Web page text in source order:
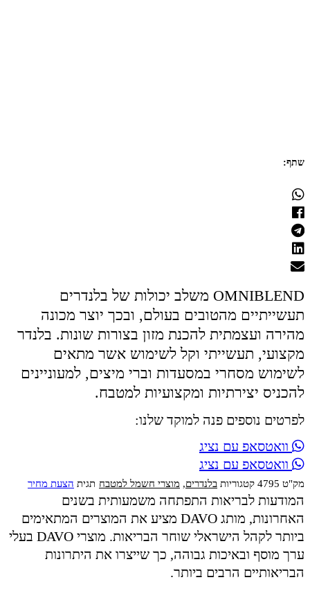
שתף:
OMNIBLEND משלב יכולות של בלנדרים
תעשייתיים מהטובים בעולם, ובכך יוצר מכונה
מהירה ועצמתית להכנת מזון בצורות שונות. בלנדר
מקצועי, תעשייתי וקל לשימוש אשר מתאים
לשימוש מסחרי במסעדות וברי מיצים, למעוניינים
להכניס יצירתיות ומקצועיות למטבח.
לפרטים נוספים פנה למוקד שלנו:
וואטסאפ עם נציג
וואטסאפ עם נציג
מק"ט 4795 קטגוריות בלנדרים, מוצרי חשמל למטבח תגית הצעת מחיר
המודעות לבריאות התפתחה משמעותית בשנים
האחרונות, מותג DAVO מציע את המוצרים המתאימים
ביותר לקהל הישראלי שוחר הבריאות. מוצרי DAVO בעלי
ערך מוסף ובאיכות גבוהה, כך שייצרו את היתרונות
הבריאותיים הרבים ביותר.